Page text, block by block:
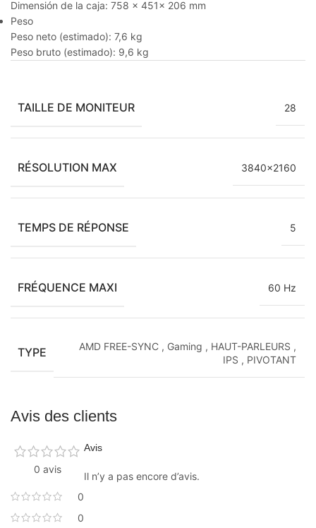
Dimensión de la caja: 758 x 451x 206 mm
Peso
Peso neto (estimado): 7,6 kg
Peso bruto (estimado): 9,6 kg
TAILLE DE MONITEUR 28
RÉSOLUTION MAX 3840×2160
TEMPS DE RÉPONSE 5
FRÉQUENCE MAXI 60 Hz
TYPE AMD FREE-SYNC , Gaming , HAUT-PARLEURS ,
IPS , PIVOTANT
Avis des clients
0 avis
0
0
Avis
Il n’y a pas encore d’avis.